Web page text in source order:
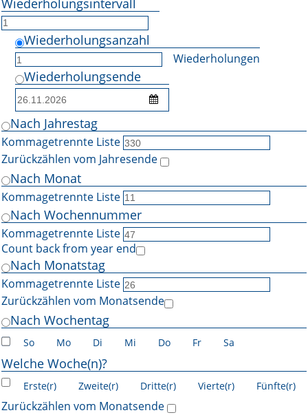
Wiederholungsanzahl
Wiederholungen
Wiederholungsende
Nach Jahrestag
Kommagetrennte Liste
Zurückzählen vom Jahresende
Nach Monat
Kommagetrennte Liste
Nach Wochennummer
Kommagetrennte Liste
Count back from year end
Nach Monatstag
Kommagetrennte Liste
Zurückzählen vom Monatsende
Nach Wochentag
So Mo Di Mi Do Fr Sa
Welche Woche(n)?
Erste(r) Zweite(r) Dritte(r) Vierte(r) Fünfte(r)
Zurückzählen vom Monatsende